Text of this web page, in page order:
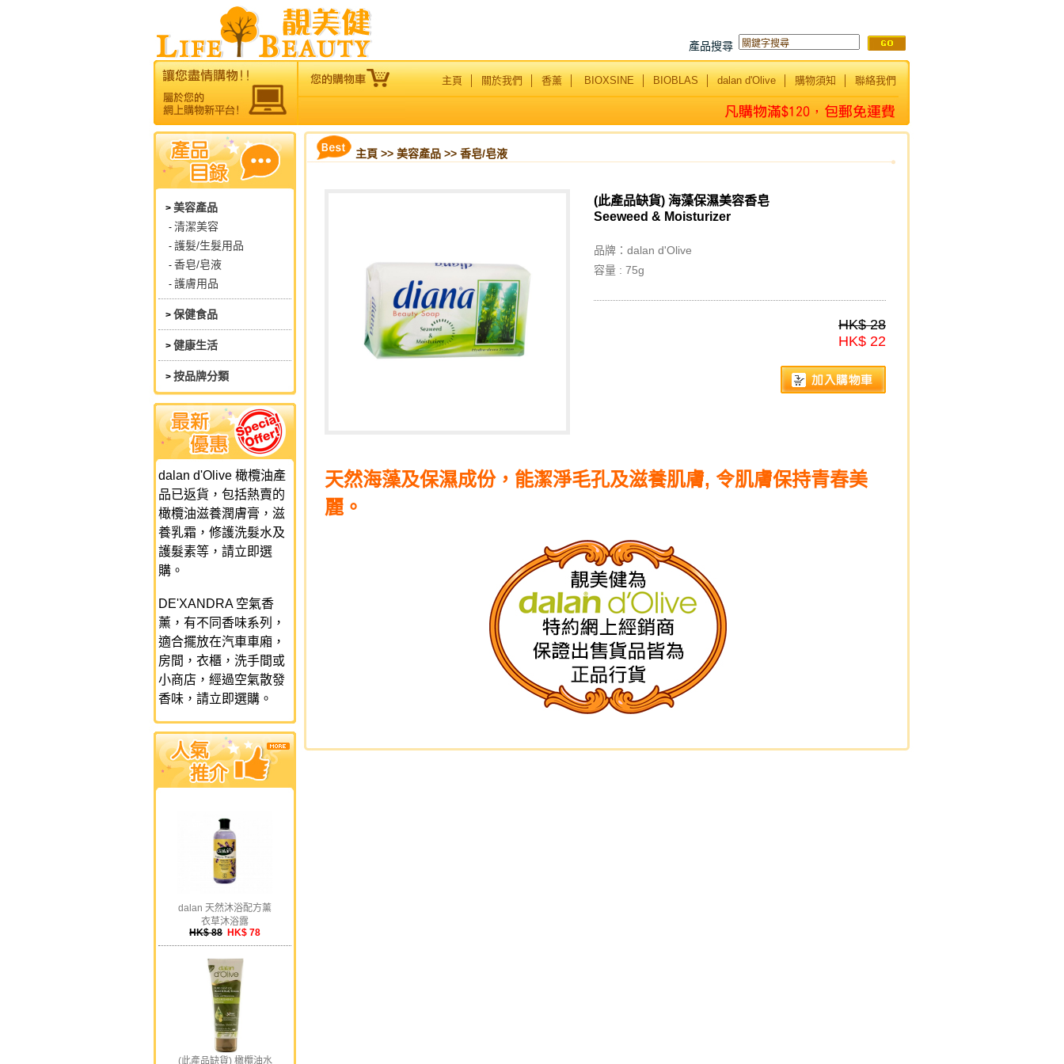
產品搜尋
主頁│關於我們│香薰│ BIOXSINE│BIOBLAS│dalan d'Olive│購物須知│聯絡我們
> 美容產品
- 清潔美容
- 護髮/生髮用品
- 香皂/皂液
- 護膚用品
> 保健食品
> 健康生活
> 按品牌分類
dalan d'Olive 橄欖油產
品已返貨，包括熱賣的
橄欖油滋養潤膚膏，滋
養乳霜，修護洗髮水及
護髮素等，請立即選
購。
DE'XANDRA 空氣香
薰，有不同香味系列，
適合擺放在汽車車廂，
房間，衣櫃，洗手間或
小商店，經過空氣散發
香味，請立即選購。
dalan 天然沐浴配方薰
衣草沐浴露
HK$ 88 HK$ 78
(此產品缺貨) 橄欖油水
主頁 >> 美容產品 >> 香皂/皂液
(此產品缺貨) 海藻保濕美容香皂
Seeweed & Moisturizer
品牌： dalan d'Olive
容量 : 75g
HK$ 28
HK$ 22
天然海藻及保濕成份，能潔淨毛孔及滋養肌膚, 令肌膚保持青春美
麗。